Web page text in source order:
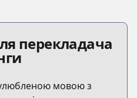
перекладача
мовою з